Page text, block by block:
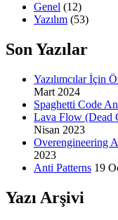
Genel (12)
Yazılım (53)
Son Yazılar
Yazılımcılar İçin
Mart 2024
Spaghetti Code
Lava Flow (Dead
Nisan 2023
Overengineering
2023
Anti Patterns 19
Yazı Arşivi